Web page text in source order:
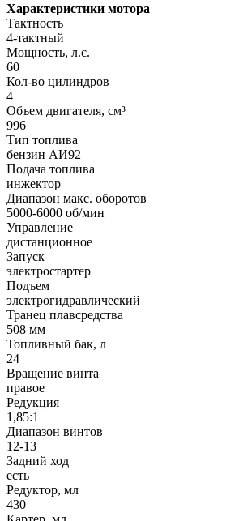
Характеристики мотора
Тактность
4-тактный
Мощность, л.с.
60
Кол-во цилиндров
4
Объем двигателя, см³
996
Тип топлива
бензин АИ92
Подача топлива
инжектор
Диапазон макс. оборотов
5000-6000 об/мин
Управление
дистанционное
Запуск
электростартер
Подъем
электрогидравлический
Транец плавсредства
508 мм
Топливный бак, л
24
Вращение винта
правое
Редукция
1,85:1
Диапазон винтов
12-13
Задний ход
есть
Редуктор, мл
430